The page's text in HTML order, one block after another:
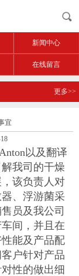
新闻中心
在线留言
更多>>
宜
以及翻译
我司的干燥
该负责人对
、浮游菌采
员及我公司
间，并且在
能及产品配
户针对产品
性的做出细